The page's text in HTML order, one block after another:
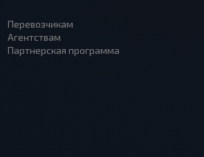
Перевозчикам
Агентствам
Партнерская программа